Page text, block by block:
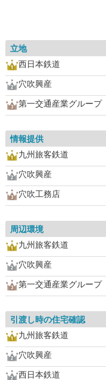
立地
西日本鉄道
穴吹興産
第一交通産業グループ
情報提供
九州旅客鉄道
穴吹興産
穴吹工務店
周辺環境
九州旅客鉄道
穴吹興産
第一交通産業グループ
引渡し時の住宅確認
九州旅客鉄道
穴吹興産
西日本鉄道